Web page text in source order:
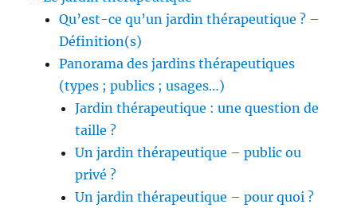
Qu’est-ce qu’un jardin thérapeutique ? –
Définition(s)
Panorama des jardins thérapeutiques
(types ; publics ; usages…)
Jardin thérapeutique : une question de
taille ?
Un jardin thérapeutique – public ou
privé ?
Un jardin thérapeutique – pour quoi ?